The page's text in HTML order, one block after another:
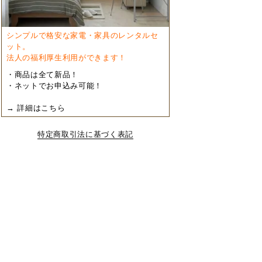
シンプルで格安な家電・家具のレンタルセ
ット。
法人の福利厚生利用ができます！
・商品は全て新品！
・ネットでお申込み可能！
→ 詳細はこちら
特定商取引法に基づく表記